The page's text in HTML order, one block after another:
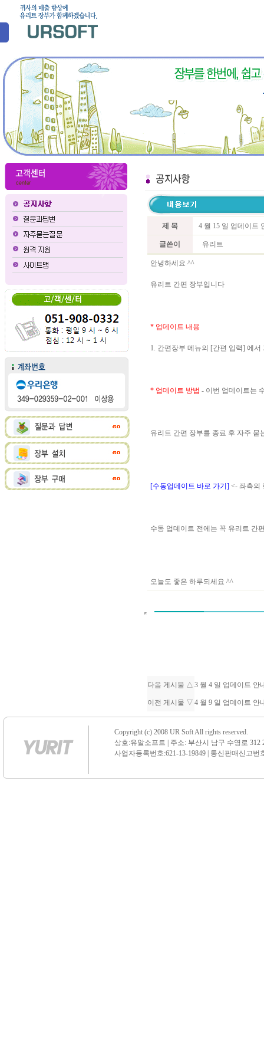
제 목 4 월 15 일 업데이트
글쓴이 유리트
안녕하세요 ^^
유리트 간편 장부입니다
* 업데이트 내용
1. 간편장부 메뉴의 [간편 입력] 에
* 업데이트 방법 - 이번 업데이트는
유리트 간편 장부를 종료 후 자주
[수동업데이트 바로 가기] <- 좌측의
수동 업데이트 전에는 꼭 유리트 간
오늘도 좋은 하루되세요 ^^
다음 게시물 △ 3 월 4 일 업데이트 안
이전 게시물 ▽ 4 월 9 일 업데이트 안
Copyright (c) 2008 UR Soft All rights reserved.
상호:유알소프트 | 주소: 부산시 남구 수영로 312
사업자등록번호:621-13-19849 | 통신판매신고번